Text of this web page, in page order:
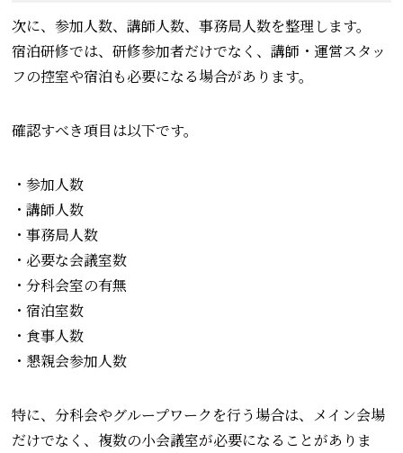
次に、参加人数、講師人数、事務局人数を整理します。
宿泊研修では、研修参加者だけでなく、講師・運営スタッ
フの控室や宿泊も必要になる場合があります。
確認すべき項目は以下です。
・参加人数
・講師人数
・事務局人数
・必要な会議室数
・分科会室の有無
・宿泊室数
・食事人数
・懇親会参加人数
特に、分科会やグループワークを行う場合は、メイン会場
だけでなく、複数の小会議室が必要になることがありま